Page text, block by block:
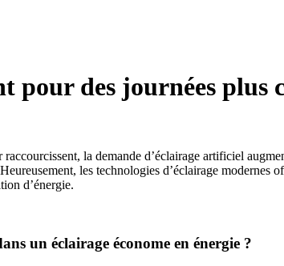
pour des journées plus
la demande d’éclairage artificiel
les technologies d’éclairage
d’énergie.
un éclairage économe en énergie ?